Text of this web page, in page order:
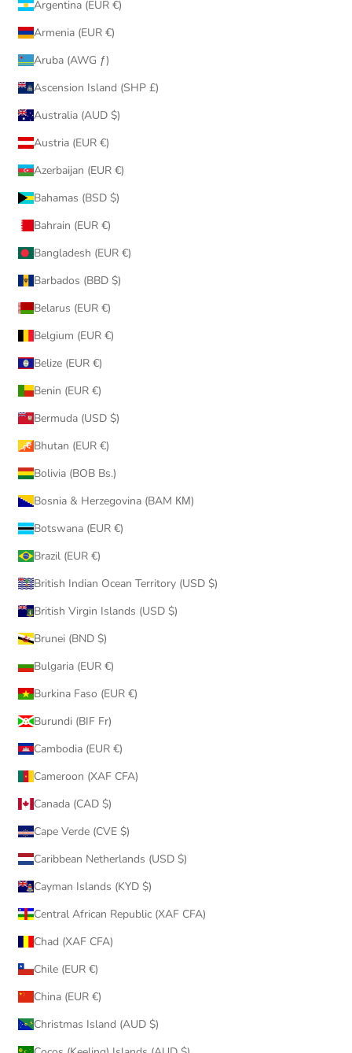
Argentina (EUR €)
Armenia (EUR €)
Aruba (AWG ƒ)
Ascension Island (SHP £)
Australia (AUD $)
Austria (EUR €)
Azerbaijan (EUR €)
Bahamas (BSD $)
Bahrain (EUR €)
Bangladesh (EUR €)
Barbados (BBD $)
Belarus (EUR €)
Belgium (EUR €)
Belize (EUR €)
Benin (EUR €)
Bermuda (USD $)
Bhutan (EUR €)
Bolivia (BOB Bs.)
Bosnia & Herzegovina (BAM КМ)
Botswana (EUR €)
Brazil (EUR €)
British Indian Ocean Territory (USD $)
British Virgin Islands (USD $)
Brunei (BND $)
Bulgaria (EUR €)
Burkina Faso (EUR €)
Burundi (BIF Fr)
Cambodia (EUR €)
Cameroon (XAF CFA)
Canada (CAD $)
Cape Verde (CVE $)
Caribbean Netherlands (USD $)
Cayman Islands (KYD $)
Central African Republic (XAF CFA)
Chad (XAF CFA)
Chile (EUR €)
China (EUR €)
Christmas Island (AUD $)